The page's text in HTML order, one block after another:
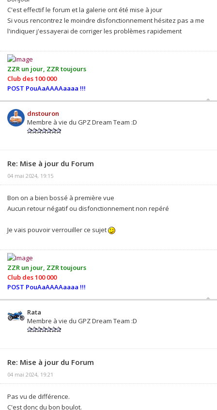
C'est effectif le forum et la galerie ont été mise à jour
Si vous rencontrez le moindre disfonctionnement hésitez pas a me
l'indiquer j'essayerai de corriger les problèmes rapidement
ZZR un jour, ZZR toujours
Club des 100 000
POST PouAaAAAAaaaa !!!
dnstouron
Membre à vie du GPZ Dream Team :D
Re: Mise à jour du Forum
04 mai 2024, 19:15
Bon on a bien bossé à première vue
Aucun retour négatif ou disfonctionnement non repéré
Je vais pouvoir verrouiller ce sujet
ZZR un jour, ZZR toujours
Club des 100 000
POST PouAaAAAAaaaa !!!
Rata
Membre à vie du GPZ Dream Team :D
Re: Mise à jour du Forum
04 mai 2024, 19:21
Pas vu de différence.
C'est donc du bon boulot.